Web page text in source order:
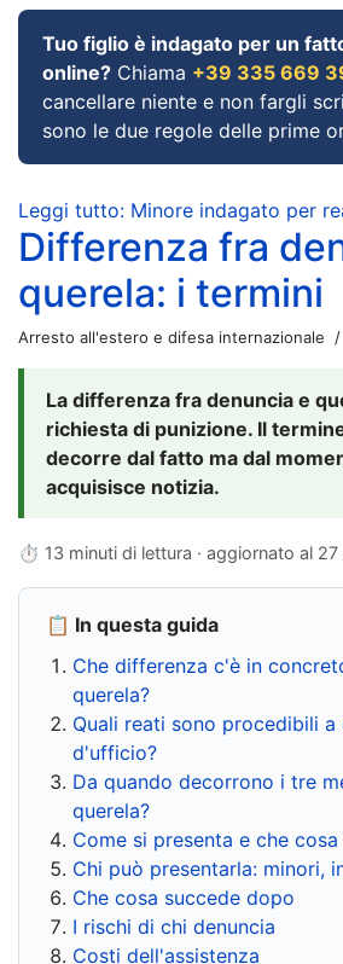
Tuo figlio è indagato per un
online? Chiama +39 335 669
cancellare niente e non fargli
sono le due regole delle prime
Leggi tutto: Minore indagato per
Differenza fra
querela: i termini
Arresto all'estero e difesa internazionale
La differenza fra denuncia e
richiesta di punizione. Il
decorre dal fatto ma dal
acquisisce notizia.
⏱ 13 minuti di lettura · aggiornato al 27
📋 In questa guida
Che differenza c'è in
querela?
Quali reati sono procedibili a
d'ufficio?
Da quando decorrono i tre
querela?
Come si presenta e che
Chi può presentarla: minori,
Che cosa succede dopo
I rischi di chi denuncia
Costi dell'assistenza